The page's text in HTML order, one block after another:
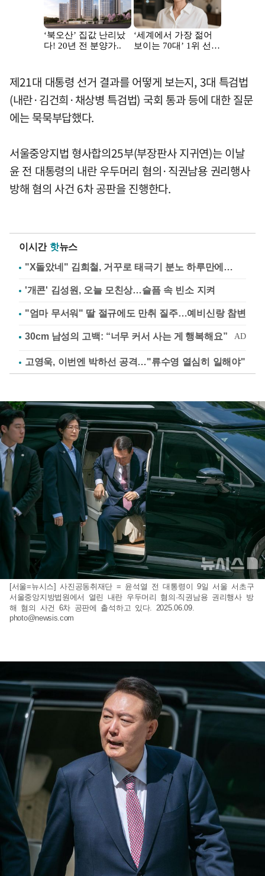
제21대 대통령 선거 결과를 어떻게 보는지, 3대 특검법
(내란·김건희·채상병 특검법) 국회 통과 등에 대한 질문
에는 묵묵부답했다.
서울중앙지법 형사합의25부(부장판사 지귀연)는 이날
윤 전 대통령의 내란 우두머리 혐의·직권남용 권리행사
방해 혐의 사건 6차 공판을 진행한다.
이시간 핫뉴스
"X돌았네" 김희철, 거꾸로 태극기 분노 하루만에…
'개콘' 김성원, 오늘 모친상…슬픔 속 빈소 지켜
"엄마 무서워" 딸 절규에도 만취 질주…예비신랑 참변
고영욱, 이번엔 박하선 공격…"류수영 열심히 일해야"
[서울=뉴시스] 사진공동취재단 = 윤석열 전 대통령이 9일 서울 서초구
서울중앙지방법원에서 열린 내란 우두머리 혐의·직권남용 권리행사 방
해 혐의 사건 6차 공판에 출석하고 있다. 2025.06.09.
photo@newsis.com